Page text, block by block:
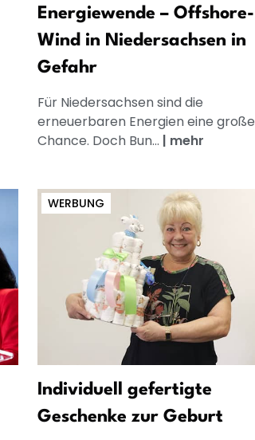
Energiewende – Offshore-
Wind in Niedersachsen in
Gefahr
Für Niedersachsen sind die
erneuerbaren Energien eine große
Chance. Doch Bun... | mehr
WERBUNG
Individuell gefertigte
Geschenke zur Geburt